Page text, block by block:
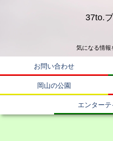
37to.
気になる情報
お問い合わせ
岡山の公園
エンターテ